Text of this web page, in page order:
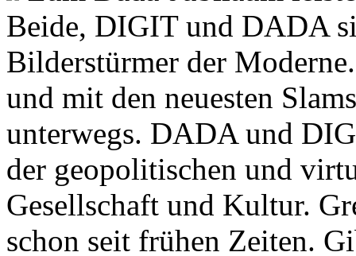
Beide, DIGIT und DADA
Bilderstürmer der
und mit den neuesten
unterwegs. DADA und
der geopolitischen und
Gesellschaft und Kultur.
schon seit frühen Zeiten.